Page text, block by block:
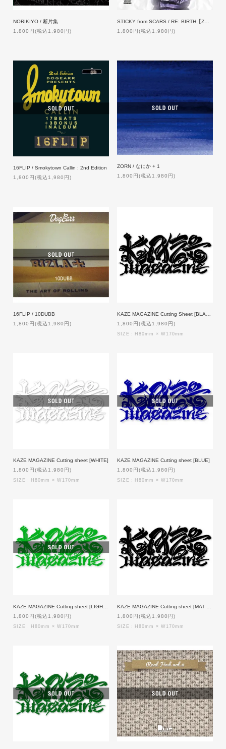
NORIKIYO / 断片集
1,800円(税込1,980円)
1,800円(税込1,980円)
16FLIP / Smokytown Callin : 2nd Edition
1,800円(税込1,980円)
ZORN / なにか + 1
1,800円(税込1,980円)
16FLIP / 10DUBB
1,800円(税込1,980円)
1,800円(税込1,980円)
SIZE：H80mm × W170mm
KAZE MAGAZINE Cutting sheet [WHITE]
1,800円(税込1,980円)
SIZE：H80mm × W170mm
KAZE MAGAZINE Cutting sheet [BLUE]
1,800円(税込1,980円)
SIZE：H80mm × W170mm
1,800円(税込1,980円)
SIZE：H80mm × W170mm
1,800円(税込1,980円)
SIZE：H80mm × W170mm